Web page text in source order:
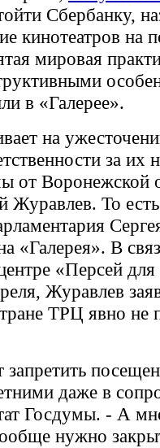
Сбербанку,
кинотеатров на
мировая
в «Галерее».
на
за их
от Воронежской
Журавлев. То есть
«Галерея». В
«Персей для
Журавлев
ТРЦ явно не
даже в
Госдумы. - А
нужно